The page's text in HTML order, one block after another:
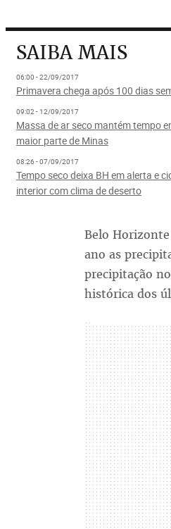
SAIBA MAIS
06:00 - 22/09/2017
Primavera chega após 100 dias
09:02 - 12/09/2017
Massa de ar seco mantém tempo
maior parte de Minas
08:26 - 07/09/2017
Tempo seco deixa BH em alerta e
interior com clima de deserto
Belo Horizonte
ano as
precipitação
histórica dos